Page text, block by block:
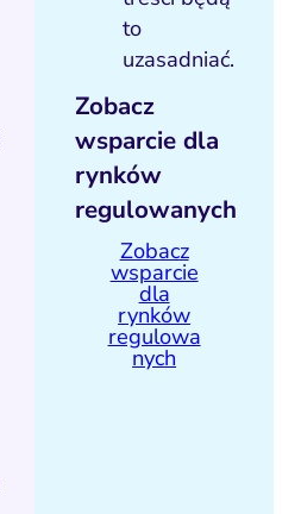
to
uzasadniać.
Zobacz
wsparcie dla
rynków
regulowanych
Zobacz
wsparcie
dla
rynków
regulowa
nych